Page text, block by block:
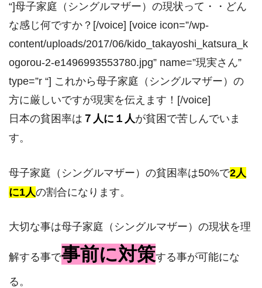
“]母子家庭（シングルマザー）の現状って・・どん
な感じ何ですか？[/voice] [voice icon=”/wp-
content/uploads/2017/06/kido_takayoshi_katsura_k
ogorou-2-e1496993553780.jpg” name=”現実さん”
type=”r “] これから母子家庭（シングルマザー）の
方に厳しいですが現実を伝えます！[/voice]
日本の貧困率は ７人に１人が貧困で苦しんでいま
す。
母子家庭（シングルマザー）の貧困率は50%で2人
に1人の割合になります。
大切な事は母子家庭（シングルマザー）の現状を理
解する事で事前に対策する事が可能にな
る。